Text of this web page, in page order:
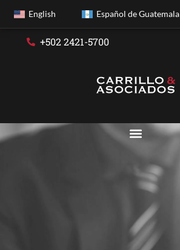
English Español de Guatemala
+502 2421-5700